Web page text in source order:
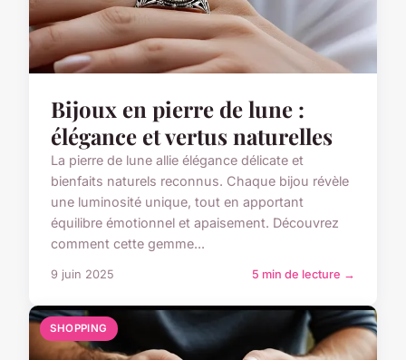
Bijoux en pierre de lune :
élégance et vertus naturelles
La pierre de lune allie élégance délicate et
bienfaits naturels reconnus. Chaque bijou révèle
une luminosité unique, tout en apportant
équilibre émotionnel et apaisement. Découvrez
comment cette gemme...
9 juin 2025 5 min de lecture →
SHOPPING